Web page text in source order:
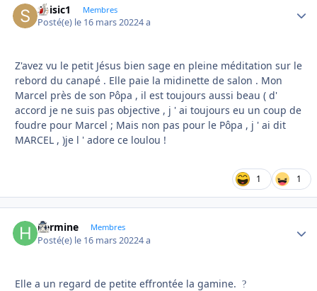
Soisic1 Membres
Posté(e) le 16 mars 20224 a
Z'avez vu le petit Jésus bien sage en pleine méditation sur le
rebord du canapé . Elle paie la midinette de salon . Mon
Marcel près de son Pôpa , il est toujours aussi beau ( d'
accord je ne suis pas objective , j ' ai toujours eu un coup de
foudre pour Marcel ; Mais non pas pour le Pôpa , j ' ai dit
MARCEL , )je l ' adore ce loulou !
1 1
hermine Membres
Posté(e) le 16 mars 20224 a
Elle a un regard de petite effrontée la gamine. ?